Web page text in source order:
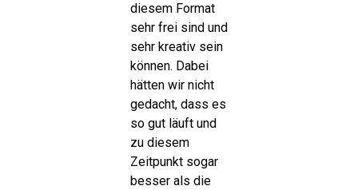
diesem Format
sehr frei sind und
sehr kreativ sein
können. Dabei
hätten wir nicht
gedacht, dass es
so gut läuft und
zu diesem
Zeitpunkt sogar
besser als die